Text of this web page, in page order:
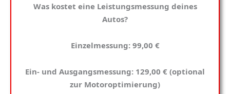
Was kostet eine Leistungsmessung deines
Autos?
Einzelmessung: 99,00 €
Ein- und Ausgangsmessung: 129,00 € (optional
zur Motoroptimierung)